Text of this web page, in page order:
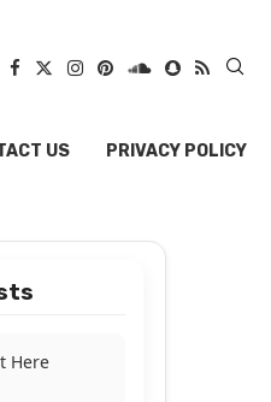
US PRIVACY POLICY
Here